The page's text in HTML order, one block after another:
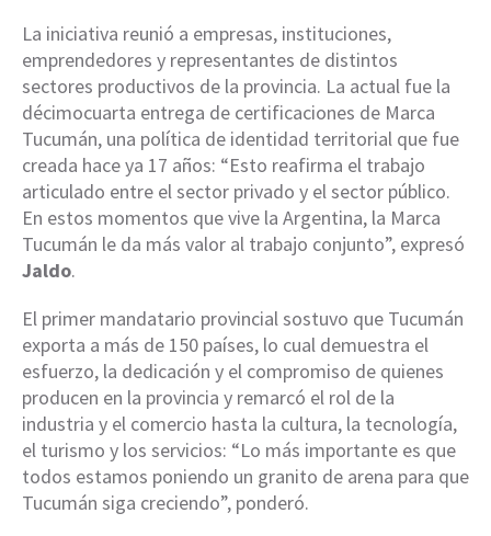
La iniciativa reunió a empresas, instituciones,
emprendedores y representantes de distintos
sectores productivos de la provincia. La actual fue la
décimocuarta entrega de certificaciones de Marca
Tucumán, una política de identidad territorial que fue
creada hace ya 17 años: “Esto reafirma el trabajo
articulado entre el sector privado y el sector público.
En estos momentos que vive la Argentina, la Marca
Tucumán le da más valor al trabajo conjunto”, expresó
Jaldo.
El primer mandatario provincial sostuvo que Tucumán
exporta a más de 150 países, lo cual demuestra el
esfuerzo, la dedicación y el compromiso de quienes
producen en la provincia y remarcó el rol de la
industria y el comercio hasta la cultura, la tecnología,
el turismo y los servicios: “Lo más importante es que
todos estamos poniendo un granito de arena para que
Tucumán siga creciendo”, ponderó.